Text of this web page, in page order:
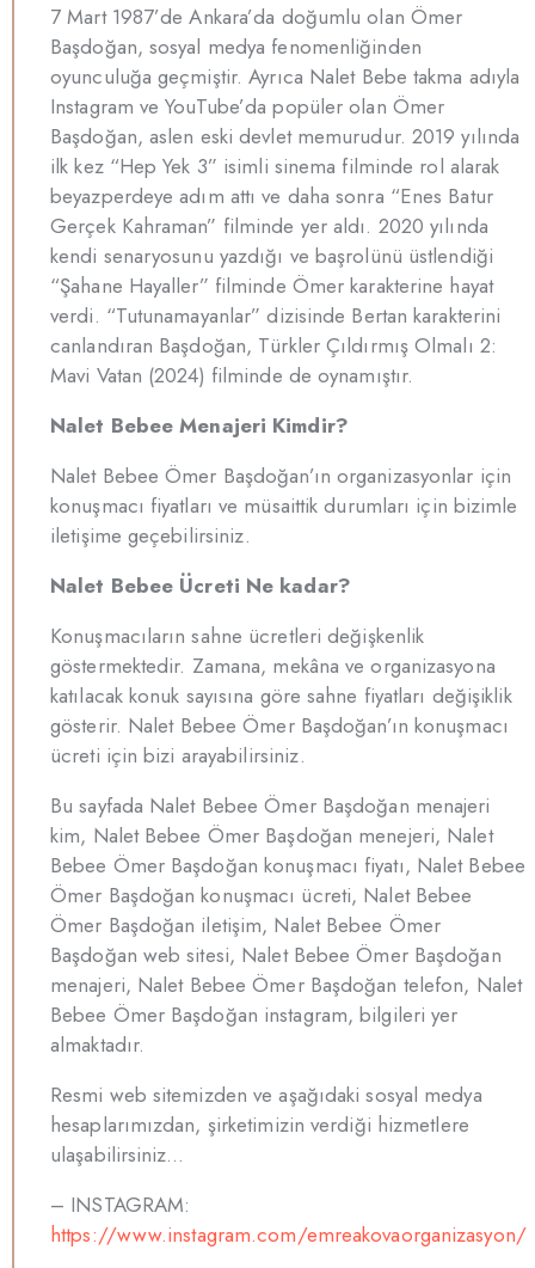
7 Mart 1987’de Ankara’da doğumlu olan Ömer
Başdoğan, sosyal medya fenomenliğinden
oyunculuğa geçmiştir. Ayrıca Nalet Bebe takma adıyla
Instagram ve YouTube’da popüler olan Ömer
Başdoğan, aslen eski devlet memurudur. 2019 yılında
ilk kez “Hep Yek 3” isimli sinema filminde rol alarak
beyazperdeye adım attı ve daha sonra “Enes Batur
Gerçek Kahraman” filminde yer aldı. 2020 yılında
kendi senaryosunu yazdığı ve başrolünü üstlendiği
“Şahane Hayaller” filminde Ömer karakterine hayat
verdi. “Tutunamayanlar” dizisinde Bertan karakterini
canlandıran Başdoğan, Türkler Çıldırmış Olmalı 2:
Mavi Vatan (2024) filminde de oynamıştır.
Nalet Bebee Menajeri Kimdir?
Nalet Bebee Ömer Başdoğan’ın organizasyonlar için
konuşmacı fiyatları ve müsaittik durumları için bizimle
iletişime geçebilirsiniz.
Nalet Bebee Ücreti Ne kadar?
Konuşmacıların sahne ücretleri değişkenlik
göstermektedir. Zamana, mekâna ve organizasyona
katılacak konuk sayısına göre sahne fiyatları değişiklik
gösterir. Nalet Bebee Ömer Başdoğan’ın konuşmacı
ücreti için bizi arayabilirsiniz.
Bu sayfada Nalet Bebee Ömer Başdoğan menajeri
kim, Nalet Bebee Ömer Başdoğan menejeri, Nalet
Bebee Ömer Başdoğan konuşmacı fiyatı, Nalet Bebee
Ömer Başdoğan konuşmacı ücreti, Nalet Bebee
Ömer Başdoğan iletişim, Nalet Bebee Ömer
Başdoğan web sitesi, Nalet Bebee Ömer Başdoğan
menajeri, Nalet Bebee Ömer Başdoğan telefon, Nalet
Bebee Ömer Başdoğan instagram, bilgileri yer
almaktadır.
Resmi web sitemizden ve aşağıdaki sosyal medya
hesaplarımızdan, şirketimizin verdiği hizmetlere
ulaşabilirsiniz…
– INSTAGRAM:
https://www.instagram.com/emreakovaorganizasyon/